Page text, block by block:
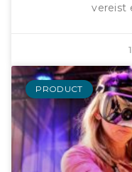
vereist
PRODUCT